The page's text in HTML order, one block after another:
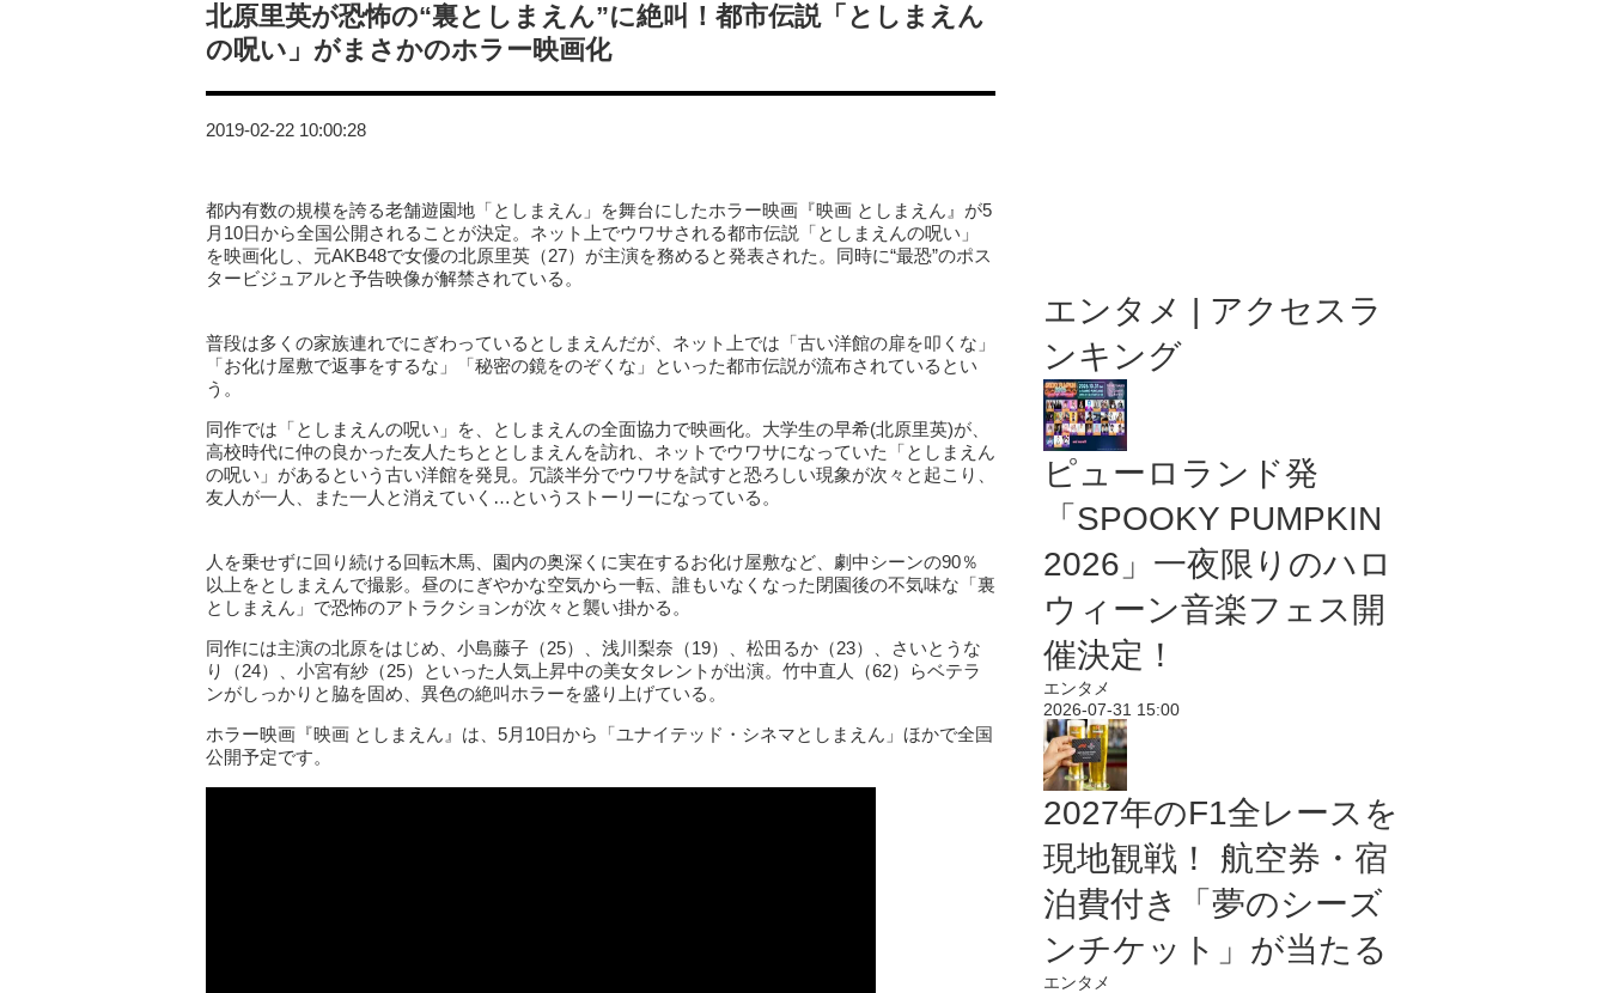
北原里英が恐怖の“裏としまえん”に絶叫！都市伝説「としまえん
の呪い」がまさかのホラー映画化
2019-02-22 10:00:28
都内有数の規模を誇る老舗遊園地「としまえん」を舞台にしたホラー映画『映画 としまえん』が5
月10日から全国公開されることが決定。ネット上でウワサされる都市伝説「としまえんの呪い」
を映画化し、元AKB48で女優の北原里英（27）が主演を務めると発表された。同時に“最恐”のポス
タービジュアルと予告映像が解禁されている。
普段は多くの家族連れでにぎわっているとしまえんだが、ネット上では「古い洋館の扉を叩くな」
「お化け屋敷で返事をするな」「秘密の鏡をのぞくな」といった都市伝説が流布されているとい
う。
同作では「としまえんの呪い」を、としまえんの全面協力で映画化。大学生の早希(北原里英)が、
高校時代に仲の良かった友人たちととしまえんを訪れ、ネットでウワサになっていた「としまえん
の呪い」があるという古い洋館を発見。冗談半分でウワサを試すと恐ろしい現象が次々と起こり、
友人が一人、また一人と消えていく…というストーリーになっている。
人を乗せずに回り続ける回転木馬、園内の奥深くに実在するお化け屋敷など、劇中シーンの90％
以上をとしまえんで撮影。昼のにぎやかな空気から一転、誰もいなくなった閉園後の不気味な「裏
としまえん」で恐怖のアトラクションが次々と襲い掛かる。
同作には主演の北原をはじめ、小島藤子（25）、浅川梨奈（19）、松田るか（23）、さいとうな
り（24）、小宮有紗（25）といった人気上昇中の美女タレントが出演。竹中直人（62）らベテラ
ンがしっかりと脇を固め、異色の絶叫ホラーを盛り上げている。
ホラー映画『映画 としまえん』は、5月10日から「ユナイテッド・シネマとしまえん」ほかで全国
公開予定です。
エンタメ | アクセスラ
ンキング
ピューロランド発
「SPOOKY PUMPKIN
2026」一夜限りのハロ
ウィーン音楽フェス開
催決定！
エンタメ
2026-07-31 15:00
2027年のF1全レースを
現地観戦！ 航空券・宿
泊費付き「夢のシーズ
ンチケット」が当たる
エンタメ